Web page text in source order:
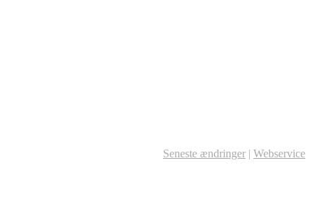
Seneste ændringer | Webservice